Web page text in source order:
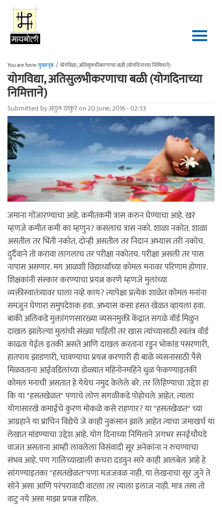
Skip to main content
You are here:मुख्यपृष्ठ / योगविद्या, अतिसुलभीकरणाचा बळी (योगदिनाच्या निमित्ताने)
योगविद्या, अतिसुलभीकरणाचा बळी (योगदिनाच्या
निमित्ताने)
Submitted byअतुल ठाकुरon 20 June, 2016 - 02:53
जमाना गोंजारण्याचा आहे. कमीतकमी त्रास करुन घेण्याचा आहे. खरं
म्हणजे कमीत कमी का म्हणुन? कसलाच त्रास नको. शाळा नकोत. शाळा
असतील तर भिंती नकोत. दोन्ही असतील तर निदान अभ्यास तरी नकोच.
दुर्दैवाने तो करावा लागलाच तर परीक्षा नकोतच. परीक्षा असली तर पास
नापास असणार. मग आळशी विद्यार्थ्यांच्या कोमल मनावर परिणाम होणार.
शिक्षकांनी संस्कार करण्याचा प्रयत्न करणे म्हणजे मुलांच्या
व्यक्तीस्वातंत्र्यावर घाला नव्हे काय? त्यापेक्षा प्रत्येक शाळेत कोमल मनांना
समजुन घेणारा समुपदेशक हवा. अभ्यास कसा हसत खेळत व्हायला हवा.
बाकी अलिकडे मुक्तांगणसारख्या व्यसनमुक्ती केंद्रात सगळे वॉर्ड मिळुन
दाखल झालेल्या मुलांची संख्या पाहिली तर खास त्यांच्यासाठी स्वतंत्र वॉर्ड
काढता येईल इतकी असते आणि दाखल करताना रडुन भोकांड पसरणारी,
हातपाय झाडणारी, चावण्याचा प्रयत्न करणारी ही बाळे व्यसनासाठी पैसे
मिळवताना आईवडिलांच्या डोळ्यात महिनोनमहिने धुळ फेकण्याइतकी
कोमल मनाची असतात हे येथेच नमुद केलेले बरे. तर लिहिण्याचा उद्देश हा
कि या "हसतखेळत" पणाचे लोण सगळीकडे पोहोचले आहेत. त्याला
योगासारखे कमाईचे कुरण मोकळे कसे राहणार? या "हसतखेळत" च्या
आग्रहाने या प्राचिन विद्येचे जे काही नुकसान झाले आहेत त्याचा जमाखर्च या
लेखात मांडण्याचा उद्देश आहे. योग दिनाच्या निमित्ताने जगभर सनईचौघडे
वाजत असताना आम्ही लावलेला विसंवादी सूर अनेकांना न रुचण्याचा
संभव आहे. पण गालिच्याखाली कचरा दडवुन सारे काही आलबेल आहे हे
सांगण्याइतका "हसतखेळत"पणा मजजवळ नाही. या लेखनाचा सूर जुने ते
सोने असा आणि परंपरावादी वाटला तर त्याला इलाज नाही. मात्र तसा तो
वाटु नये असा माझा प्रयत्न राहिल.